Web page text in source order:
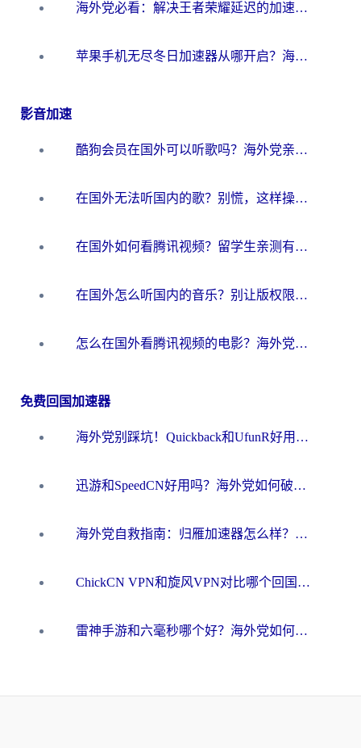
海外党必看：解决王者荣耀延迟的加速器终极指南——从EVE到猫和老鼠，一个工具全搞定
苹果手机无尽冬日加速器从哪开启？海外玩家的冬日生存指南
影音加速
酷狗会员在国外可以听歌吗？海外党亲测有效：3步解决音乐权限难题
在国外无法听国内的歌？别慌，这样操作就能畅听QQ音乐（附亲测加速器推荐）
在国外如何看腾讯视频？留学生亲测有效的回国加速方案
在国外怎么听国内的音乐？别让版权限制断了你的华语歌单
怎么在国外看腾讯视频的电影？海外党亲测有效的回国加速指南
免费回国加速器
海外党别踩坑！Quickback和UfunR好用吗？选对回国加速器才能无缝刷国内资源
迅游和SpeedCN好用吗？海外党如何破解那道看不见的墙
海外党自救指南：归雁加速器怎么样？教你避开坑实现国内资源无缝访问
ChickCN VPN和旋风VPN对比哪个回国效果更好？海外用户的选择困境与出路
雷神手游和六毫秒哪个好？海外党如何真正解锁国内资源